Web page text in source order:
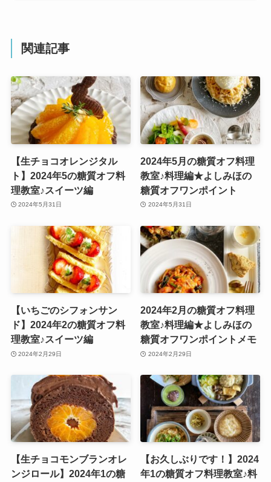
関連記事
【生チョコオレンジタル
ト】2024年5の糖質オフ料
理教室♪スイーツ編
2024年5月31日
2024年5月の糖質オフ料理
教室♪料理編★よしみほの
糖質オフワンポイント
2024年5月31日
【いちごのシフォンサン
ド】2024年2の糖質オフ料
理教室♪スイーツ編
2024年2月29日
2024年2月の糖質オフ料理
教室♪料理編★よしみほの
糖質オフワンポイントメモ
2024年2月29日
【生チョコモンブランオレ
ンジロール】2024年1の糖
【お久しぶりです！】2024
年1の糖質オフ料理教室♪料